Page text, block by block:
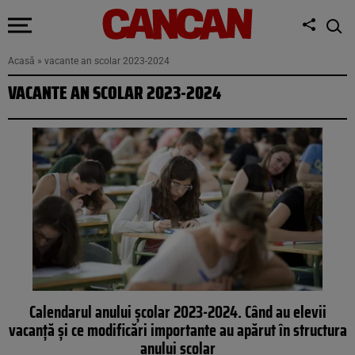
Acasă » vacante an scolar 2023-2024
VACANTE AN SCOLAR 2023-2024
Calendarul anului școlar 2023-2024. Când au elevii
vacanță și ce modificări importante au apărut în structura
anului școlar